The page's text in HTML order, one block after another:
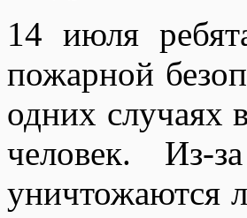
14 июля
пожарной
одних случаях
человек. Из-
уничтожаются